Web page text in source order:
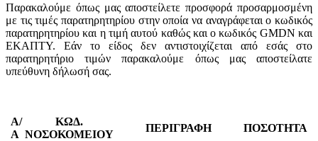
Παρακαλούμε όπως μας αποστείλετε προσφορά προσαρμοσμένη
με τις τιμές παρατηρητηρίου στην οποία να αναγράφεται ο κωδικός
παρατηρητηρίου και η τιμή αυτού καθώς και ο κωδικός GMDN και
ΕΚΑΠΤΥ. Εάν το είδος δεν αντιστοιχίζεται από εσάς στο
παρατηρητήριο τιμών παρακαλούμε όπως μας αποστείλατε
υπεύθυνη δήλωσή σας.
Α/
Α
ΚΩΔ.
ΝΟΣΟΚΟΜΕΙΟΥ
ΠΕΡΙΓΡΑΦΗ ΠΟΣΟΤΗΤΑ